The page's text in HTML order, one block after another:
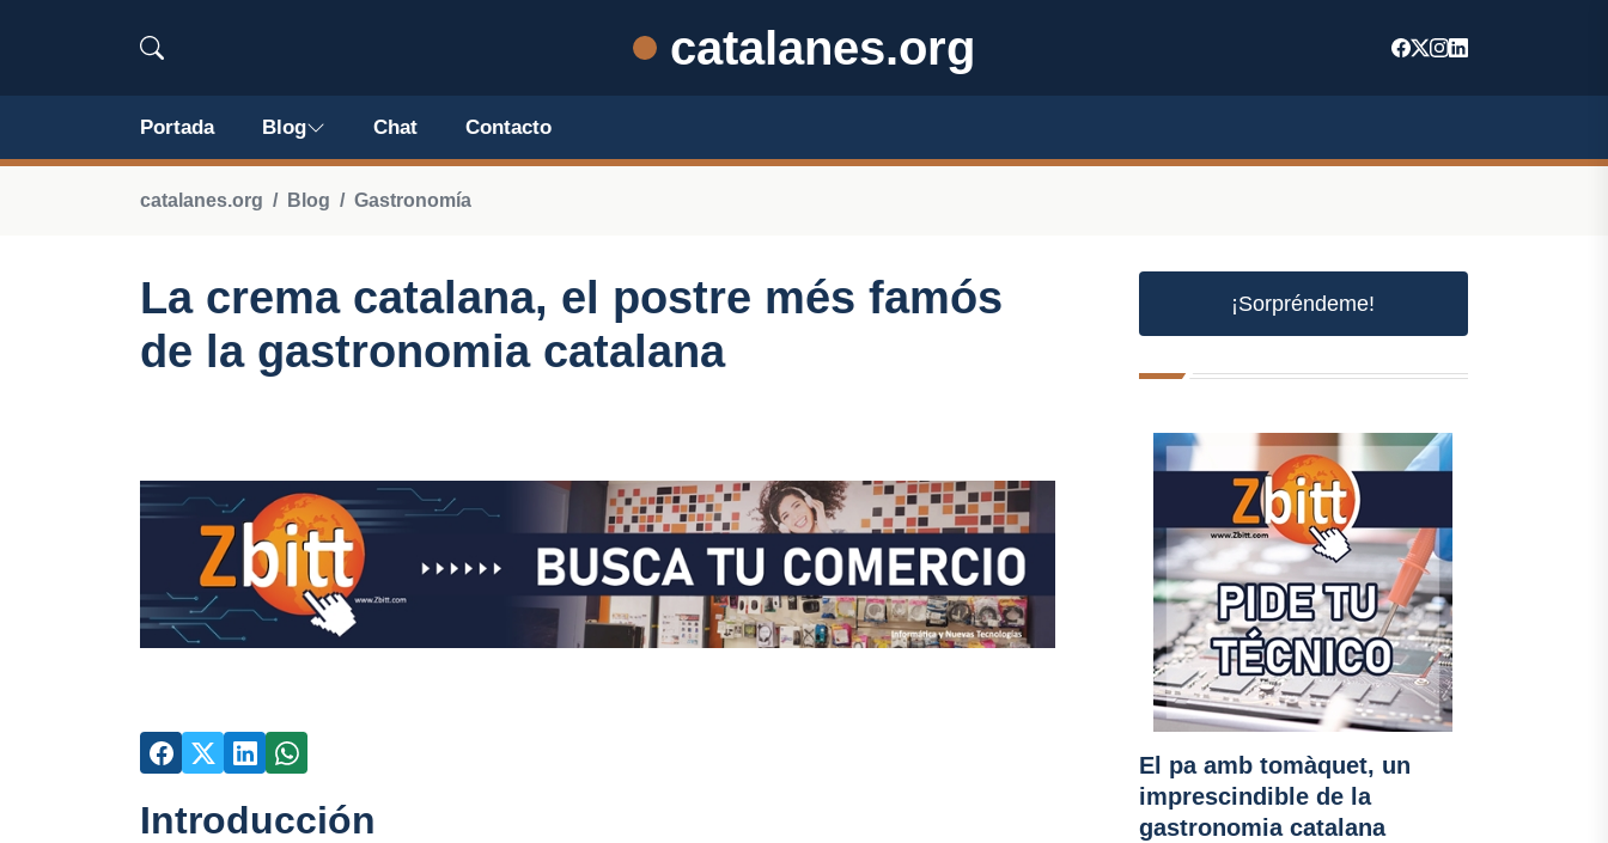
catalanes.org
Portada Blog Chat Contacto
catalanes.org Blog Gastronomía
La crema catalana, el postre més famós
de la gastronomia catalana
Introducción
¡Sorpréndeme!
El pa amb tomàquet, un
imprescindible de la
gastronomia catalana